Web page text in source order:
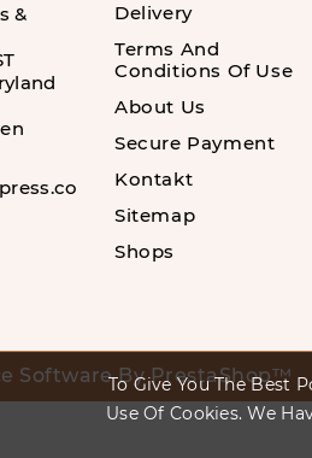
To Give You The Best
Use Of Cookies. We
&
Delivery
Terms And
Conditions Of Use
About Us
Secure Payment
Kontakt
Sitemap
Shops
Software By PrestaShop™